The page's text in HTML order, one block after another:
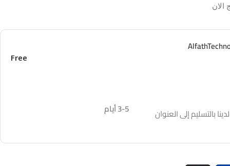
الان
Free
بالتسليم إلى العنوان
3-5 أيام